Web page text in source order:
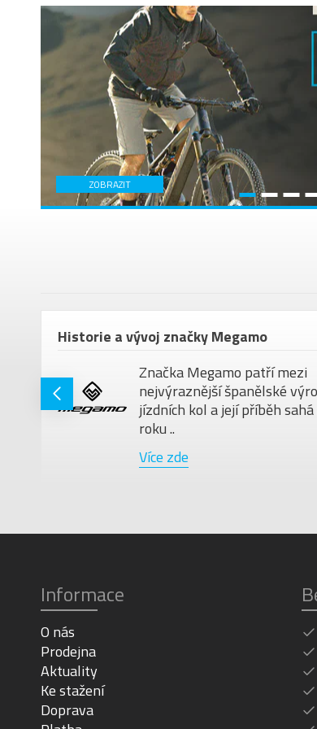
ZOBRAZIT
Historie a vývoj značky Megamo
Značka Megamo patří mezi
nejvýraznější španělské
jízdních kol a její příběh sahá
roku ..
Více zde
Informace
O nás
Prodejna
Aktuality
Ke stažení
Doprava